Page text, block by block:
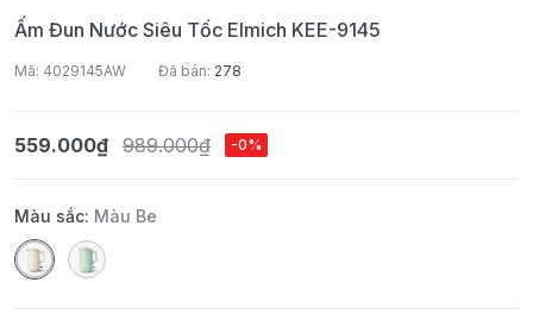
Ấm Đun Nước Siêu Tốc Elmich KEE-9145
Mã: 4029145AW Đã bán: 278
559.000₫ 989.000₫ -0%
Màu sắc: Màu Be